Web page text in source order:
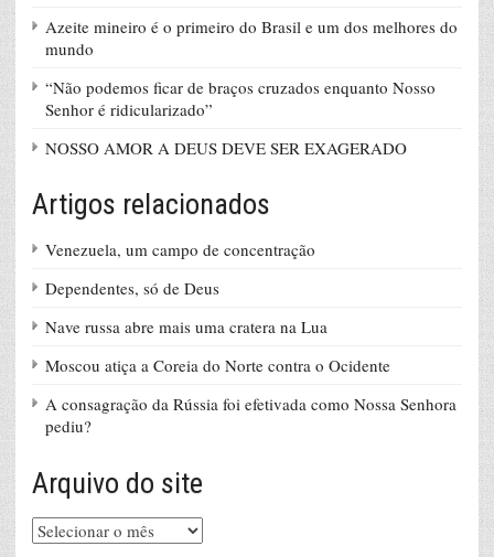
Azeite mineiro é o primeiro do Brasil e um dos melhores do
mundo
“Não podemos ficar de braços cruzados enquanto Nosso
Senhor é ridicularizado”
NOSSO AMOR A DEUS DEVE SER EXAGERADO
Artigos relacionados
Venezuela, um campo de concentração
Dependentes, só de Deus
Nave russa abre mais uma cratera na Lua
Moscou atiça a Coreia do Norte contra o Ocidente
A consagração da Rússia foi efetivada como Nossa Senhora
pediu?
Arquivo do site
Arquivo
do